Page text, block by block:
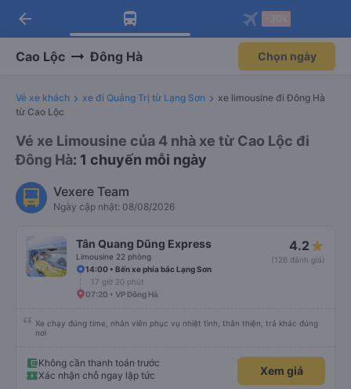
Tải app Vexere ngay!
Nhận ưu đãi thành viên độc
Mở app
Tải app Vexere
-30k/ghế khi đặt vé máy bay qua
Mở app
arrow_back
Cao Lộc Đông Hà Chọn ngày
Vé xe khách xe đi Quảng Trị từ Lạng Sơn
xe limousine đi Đông Hà
từ Cao Lộc
Vé xe Limousine của 4 nhà xe từ Cao Lộc đi
Đông Hà: 1 chuyến mỗi ngày
Vexere Team
Ngày cập nhật: 08/08/2026
Tân Quang Dũng Express
Limousine 22 phòng
4.2
(126 đánh giá)
14:00 • Bến xe phía bắc Lạng Sơn
17 giờ 20 phút
07:20 • VP Đông Hà
Xe chạy đúng time, nhân viên phục vụ nhiệt tình, thân thiện, trả khác đúng
nơi
Không cần thanh toán trước
Xác nhận chỗ ngay lập tức
Xem giá